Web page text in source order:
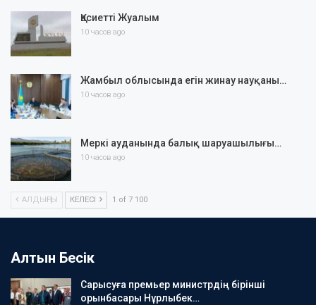
Қасиетті Жуалым
10 часов ago
Жамбыл облысында егін жинау науқаны…
10 часов ago
Меркі ауданында балық шаруашылығы…
10 часов ago
АЛДЫҢҒЫ КЕЛЕСІ 1 of 7 100
Алтын Бесік
Сарысуға премьер министрдің бірінші
орынбасары Нұрлыбек…